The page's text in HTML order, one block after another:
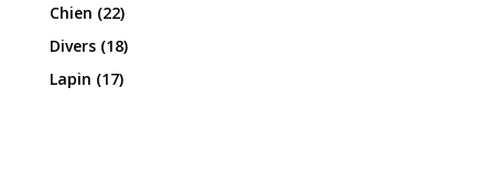
Chien (22)
Divers(18)
Lapin (17)